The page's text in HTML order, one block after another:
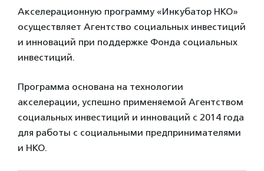
Акселерационную программу «Инкубатор НКО»
осуществляет Агентство социальных инвестиций
и инноваций при поддержке Фонда социальных
инвестиций.
Программа основана на технологии
акселерации, успешно применяемой Агентством
социальных инвестиций и инноваций с 2014 года
для работы с социальными предпринимателями
и НКО.